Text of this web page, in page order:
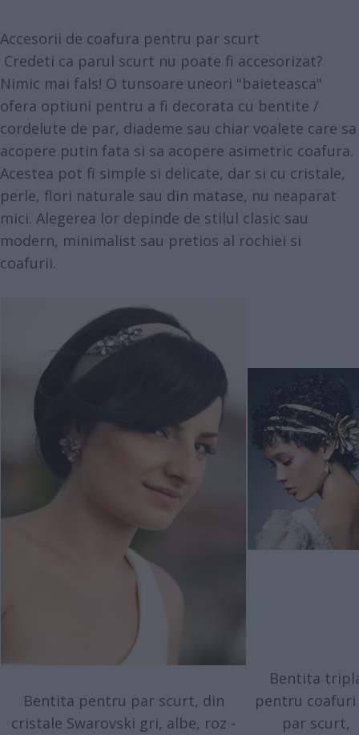
Accesorii de coafura pentru par scurt
Credeti ca parul scurt nu poate fi accesorizat?
Nimic mai fals! O tunsoare uneori "baieteasca"
ofera optiuni pentru a fi decorata cu bentite /
cordelute de par, diademe sau chiar voalete care sa
acopere putin fata si sa acopere asimetric coafura.
Acestea pot fi simple si delicate, dar si cu cristale,
perle, flori naturale sau din matase, nu neaparat
mici. Alegerea lor depinde de stilul clasic sau
modern, minimalist sau pretios al rochiei si
coafurii.
Bentita pentru par scurt, din
cristale Swarovski gri, albe, roz -
Bentita
pentru coafuri
par scurt,